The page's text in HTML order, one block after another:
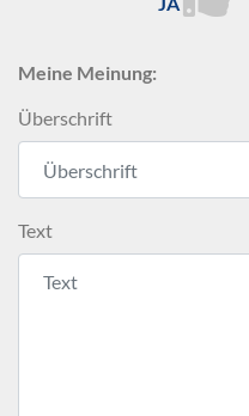
Meine Meinung:
Überschrift
Text